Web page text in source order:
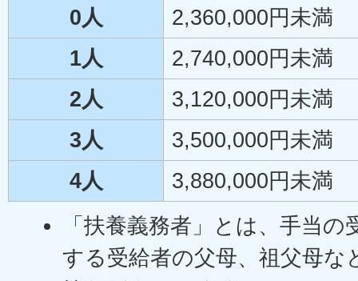
0人
2,360,000円未満
1人
2,740,000円未満
2人
3,120,000円未満
3人
3,500,000円未満
4人
3,880,000円未満
「扶養義務者」とは、手当
する受給者の父母、祖父母な